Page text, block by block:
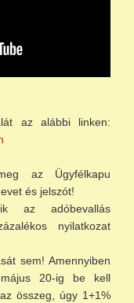
az alábbi linken:
az Ügyfélkapu
és jelszót!
az adóbevallás
nyilatkozat
sem! Amennyiben
20-ig be kell
összeg, úgy 1+1%